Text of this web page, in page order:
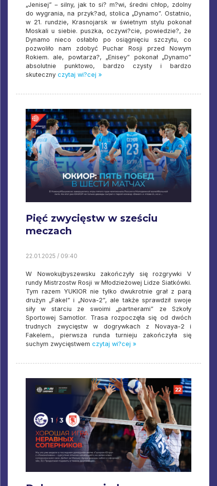
„Jenisej” – silny, jak to si? m?wi, średni chłop, zdolny
do wygrania, na przyk?ad, stolica „Dynamo”. Ostatnio,
w 21. rundzie, Krasnojarsk w świetnym stylu pokonał
Moskali u siebie. puszka, oczywi?cie, powiedzie?, że
Dynamo nieco osłabło po osiągnięciu szczytu, co
pozwoliło nam zdobyć Puchar Rosji przed Nowym
Rokiem. ale, powtarza?, „Enisey” pokonał „Dynamo”
absolutnie punktowo, bardzo czysty i bardzo
skuteczny czytaj wi?cej »
Pięć zwycięstw w sześciu
meczach
22.01.2025 / 09:40
W Nowokujbyszewsku zakończyły się rozgrywki V
rundy Mistrzostw Rosji w Młodzieżowej Lidze Siatkówki.
Tym razem YUKIOR nie tylko dwukrotnie grał z parą
drużyn „Fakel” i „Nova-2”, ale także sprawdził swoje
siły w starciu ze swoimi „partnerami” ze Szkoły
Sportowej Samotlor. Trasa rozpoczęła się od dwóch
trudnych zwycięstw w dogrywkach z Novaya-2 i
Fakelem., pierwsza runda turnieju zakończyła się
suchym zwycięstwem czytaj wi?cej »